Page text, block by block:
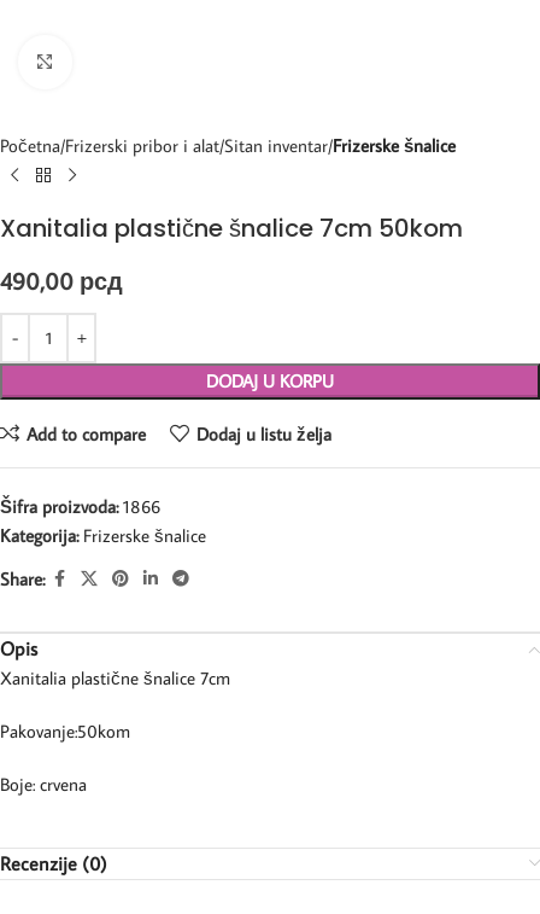
Početna Frizerski pribor i alat Sitan inventar Frizerske šnalice
Xanitalia plastične šnalice 7cm 50kom
490,00 рсд
DODAJ U KORPU
Add to compare Dodaj u listu želja
Šifra proizvoda:1866
Kategorija: Frizerske šnalice
Share:
Opis
Xanitalia plastične šnalice 7cm
Pakovanje:50kom
Boje: crvena
Recenzije (0)